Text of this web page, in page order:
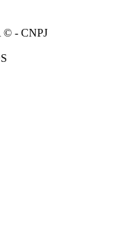
© - CNPJ